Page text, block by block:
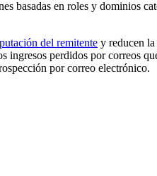
basadas en roles y dominios
del remitente y reducen
perdidos por correos
por correo electrónico.